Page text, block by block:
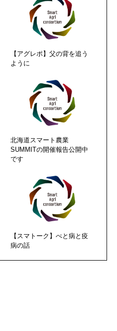
【アグレポ】父の背を追う
ように
北海道スマート農業
SUMMITの開催報告公開中
です
【スマトーク】べと病と疫
病の話